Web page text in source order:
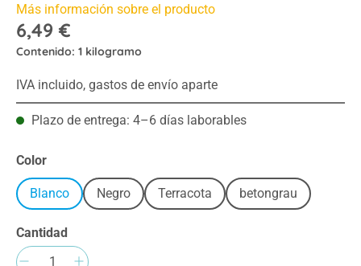
Más información sobre el producto
6,49 €
Contenido: 1 kilogramo
IVA incluido, gastos de envío aparte
Plazo de entrega: 4–6 días laborables
Seleccione
Color
Blanco Negro Terracota betongrau
Cantidad
Cantidad del producto: introduce la